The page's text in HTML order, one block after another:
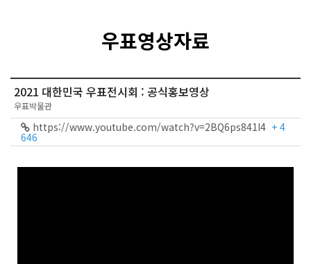
우표영상자료
2021 대한민국 우표전시회 : 공식홍보영상
우표박물관
https://www.youtube.com/watch?v=2BQ6ps841I4 + 4
646